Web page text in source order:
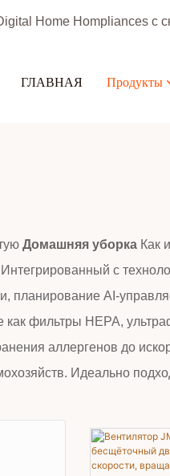
Home Hompliances с
ГЛАВНАЯ Продукты
Домашняя уборка Как
с
планирование AI-
как фильтры HEPA,
аллергенов до
Идеально